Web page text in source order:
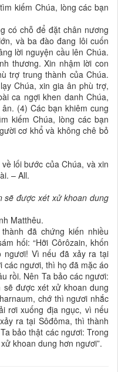
kiếm Chúa, lòng các bạn
có chỗ để đặt chân nương
và ba đào đang lôi cuốn
lời nguyện cầu lên Chúa.
thương. Xin nhậm lời con
trợ trung thành của Chúa.
Chúa, xin gia ân phù trợ,
ca ngợi khen danh Chúa,
(4) Các bạn khiêm cung
kiếm Chúa, lòng các bạn
cơ khổ và không chê bỏ
lối bước của Chúa, và xin
– All.
sẽ được xét xử khoan dung
Matthêu.
đã chứng kiến nhiều
hối: “Hỡi Côrôzain, khốn
ngươi! Vì nếu đã xảy ra tại
các ngươi, thì họ đã mặc áo
rồi. Nên Ta bảo các ngươi:
sẽ được xét xử khoan dung
chớ thì ngươi nhắc
rơi xuống địa ngục, vì nếu
ra tại Sôđôma, thì thành
bảo thật các ngươi: Trong
khoan dung hơn ngươi”.